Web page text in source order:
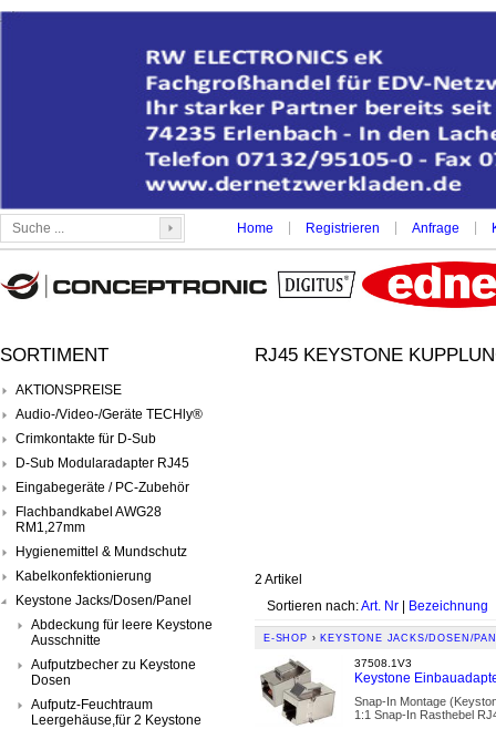
Home Registrieren Anfrage
SORTIMENT
AKTIONSPREISE
Audio-/Video-/Geräte TECHly®
Crimkontakte für D-Sub
D-Sub Modularadapter RJ45
Eingabegeräte / PC-Zubehör
Flachbandkabel AWG28
RM1,27mm
Hygienemittel & Mundschutz
Kabelkonfektionierung
Keystone Jacks/Dosen/Panel
Abdeckung für leere Keystone
Ausschnitte
Aufputzbecher zu Keystone
Dosen
Aufputz-Feuchtraum
Leergehäuse,für 2 Keystone
RJ45 KEYSTONE
2 Artikel
Sortieren nach:Art. Nr | Bezeichnung
E-SHOP › KEYSTONE JACKS/DOSEN/
37508.1V3
Keystone
Snap-In Montage
1:1 Snap-In Rasthebel